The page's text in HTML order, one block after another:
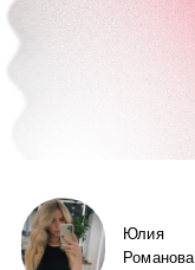
Юлия
Романова